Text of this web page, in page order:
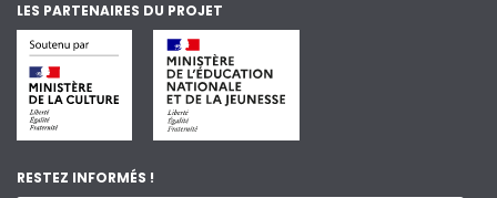
LES PARTENAIRES DU PROJET
RESTEZ INFORMÉS !